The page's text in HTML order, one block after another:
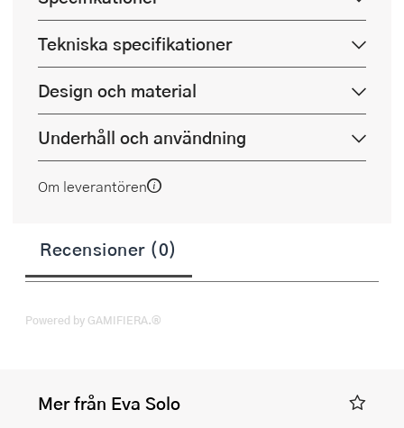
Tekniska specifikationer
Design och material
Underhåll och användning
Om leverantören
Recensioner (0)
Powered by GAMIFIERA.®
Mer från Eva Solo